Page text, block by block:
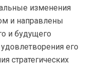
изменения
и направлены
и будущего
его
стратегических